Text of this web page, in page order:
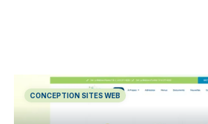
CONCEPTION SITES WEB